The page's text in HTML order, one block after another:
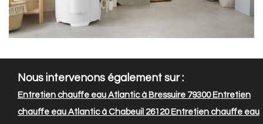
Nous intervenons également sur :
Entretien chauffe eau Atlantic à Bressuire 79300Entretien
chauffe eau Atlantic à Chabeuil 26120Entretien chauffe eau